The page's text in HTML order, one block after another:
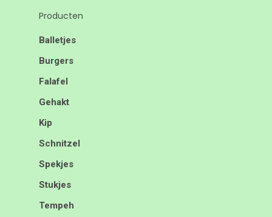
Producten
Balletjes
Burgers
Falafel
Gehakt
Kip
Schnitzel
Spekjes
Stukjes
Tempeh